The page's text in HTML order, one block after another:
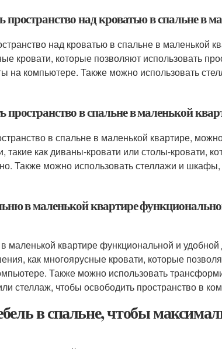
пространство над кроватью в спальне в
над кроватью в спальне в маленькой
кровати, которые позволяют использовать
на компьютере. Также можно использовать
пространство в спальне в маленькой
в спальне в маленькой квартире,
как диваны-кровати или столы-кровати,
Также можно использовать стеллажи и
в маленькой квартире
маленькой квартире функциональной и
как многоярусные кровати, которые
Также можно использовать
стеллаж, чтобы освободить пространство в
в спальне, чтобы